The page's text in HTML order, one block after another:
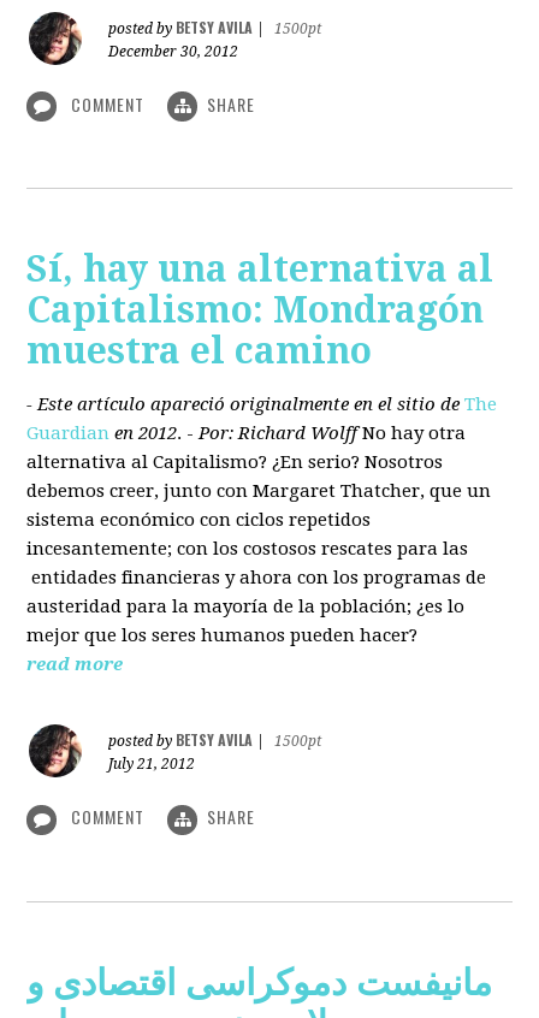
posted by BETSY AVILA
1500pt
December 30, 2012
COMMENT SHARE
Sí, hay una alternativa al
Capitalismo: Mondragón
muestra el camino
- Este artículo apareció originalmente en el sitio deThe
Guardian en 2012. - Por: Richard Wolff No hay otra
alternativa al Capitalismo? ¿En serio? Nosotros
debemos creer, junto con Margaret Thatcher, que un
sistema económico con ciclos repetidos
incesantemente; con los costosos rescates para las
entidades financieras y ahora con los programas de
austeridad para la mayoría de la población; ¿es lo
mejor que los seres humanos pueden hacer?
read more
posted by BETSY AVILA
1500pt
July 21, 2012
COMMENT SHARE
مانیفست دموکراسی اقتصادی و